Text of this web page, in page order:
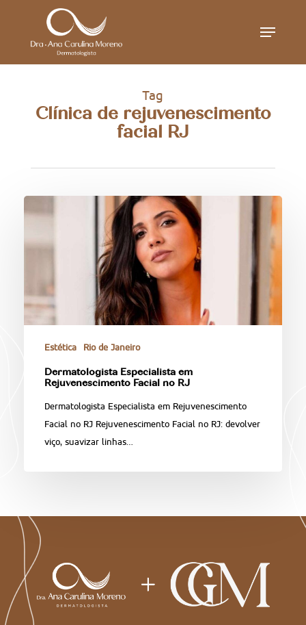
Menu
Tag
Clínica de rejuvenescimento
facial RJ
Estética Rio de Janeiro
Dermatologista Especialista em
Rejuvenescimento Facial no RJ
Dermatologista Especialista em Rejuvenescimento
Facial no RJ Rejuvenescimento Facial no RJ: devolver
viço, suavizar linhas…